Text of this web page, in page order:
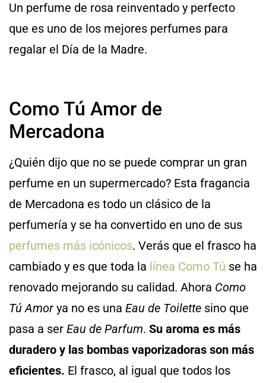
Un perfume de rosa reinventado y perfecto
que es uno de los mejores perfumes para
regalar el Día de la Madre.
Como Tú Amor de
Mercadona
¿Quién dijo que no se puede comprar un gran
perfume en un supermercado? Esta fragancia
de Mercadona es todo un clásico de la
perfumería y se ha convertido en uno de sus
perfumes más icónicos. Verás que el frasco ha
cambiado y es que toda la línea Como Tú se ha
renovado mejorando su calidad. Ahora Como
Tú Amor ya no es una Eau de Toilette sino que
pasa a ser Eau de Parfum. Su aroma es más
duradero y las bombas vaporizadoras son más
eficientes. El frasco, al igual que todos los